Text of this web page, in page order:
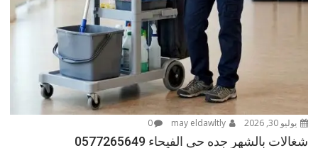
يوليو 30, 2026 may eldawltly
0
شغالات بالشهر جده حى الفيحاء 0577265649